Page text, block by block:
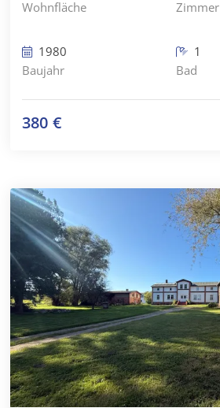
Wohnfläche
Zimmer
1980
Baujahr
1
Bad
380 €